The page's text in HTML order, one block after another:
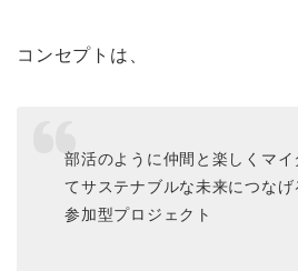
コンセプトは、
部活のように仲間と楽しくマイ
てサステナブルな未来につなげ
参加型プロジェクト